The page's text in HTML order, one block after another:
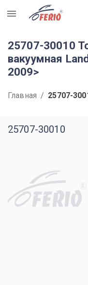
R
25707-30010
вакуумная
2009>
Главная / 25707-
25707-30010
R